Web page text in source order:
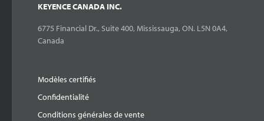
KEYENCE CANADA INC.
6775 Financial Dr., Suite 400, Mississauga, ON. L5N 0A4,
Canada
Modèles certifiés
Confidentialité
Conditions générales de vente